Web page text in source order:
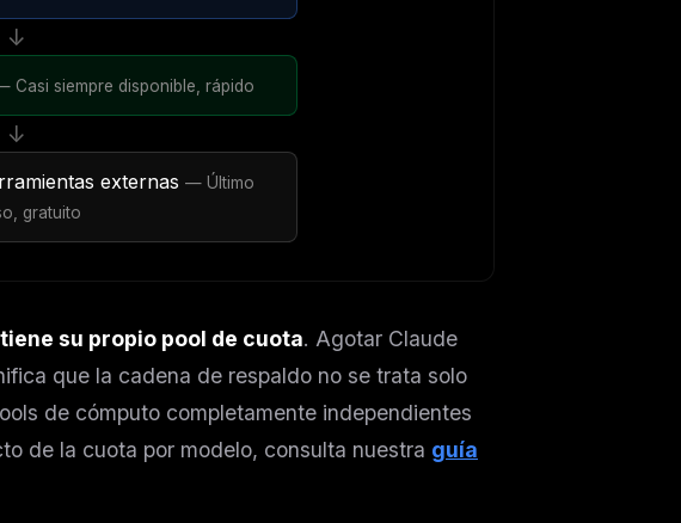
↓
Casi siempre disponible, rápido
↓
externas — Último
gratuito
su propio pool de cuota. Agotar Claude
que la cadena de respaldo no se trata solo
de cómputo completamente independientes
de la cuota por modelo, consulta nuestra guía
forAI builders
rules, and LLM